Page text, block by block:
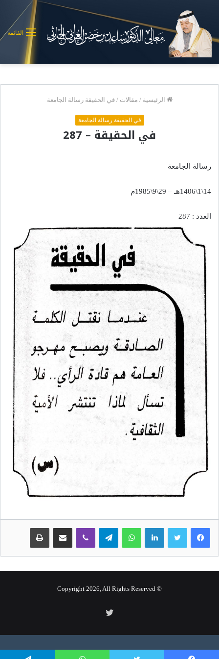
القائمة
الرئيسية / مقالات / في الحقيقة رسالة الجامعة
في الحقيقة رسالة الجامعة
في الحقيقة – 287
رسالة الجامعة
14\1\1406هـ – 29\9\1985م
العدد : 287
لينكدإن واتساب تيلقرام
© Copyright 2026, All Rights Reserved